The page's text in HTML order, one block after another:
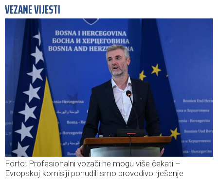
VEZANE VIJESTI
Forto: Profesionalni vozači ne mogu više čekati –
Evropskoj komisiji ponudili smo provodivo rješenje